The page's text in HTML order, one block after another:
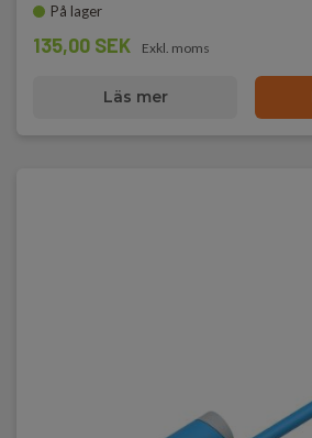
På lager
135,00 SEK Exkl. moms
Läs mer